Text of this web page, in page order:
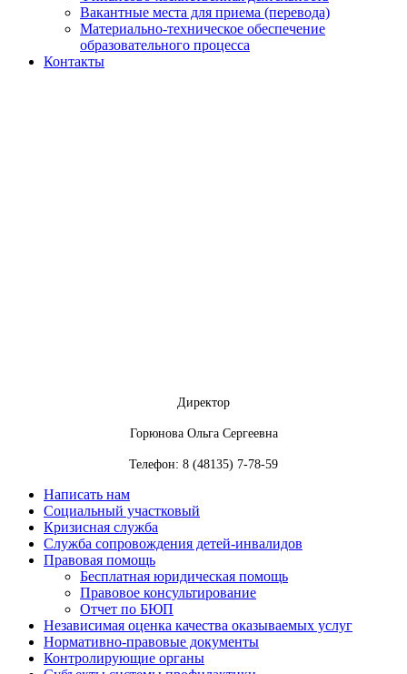
Вакантные места для приема (перевода)
Материально-техническое обеспечение
образовательного процесса
Контакты
Директор
Горюнова Ольга Сергеевна
Телефон: 8 (48135) 7-78-59
Написать нам
Социальный участковый
Кризисная служба
Служба сопровождения детей-инвалидов
Правовая помощь
Бесплатная юридическая помощь
Правовое консультирование
Отчет по БЮП
Независимая оценка качества оказываемых услуг
Нормативно-правовые документы
Контролирующие органы